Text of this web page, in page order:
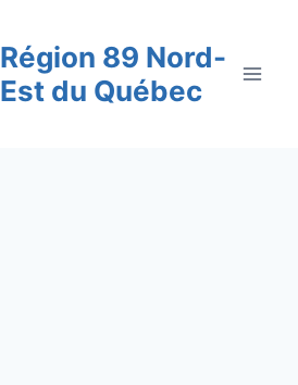
Région 89 Nord-
Est du Québec